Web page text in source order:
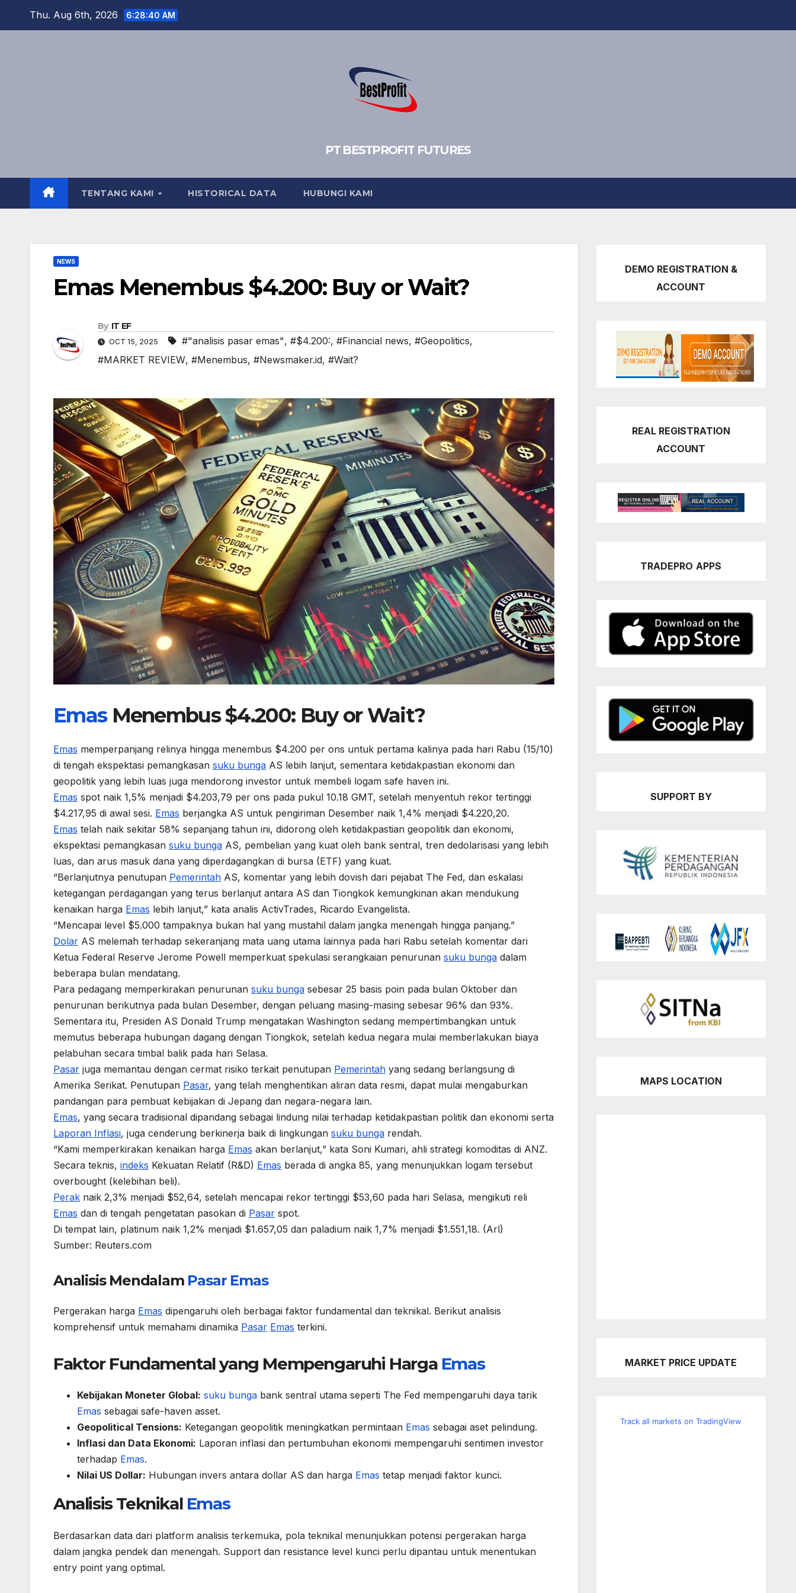
Thu. Aug 6th, 2026 6:28:41 AM
PT BESTPROFIT FUTURES
TENTANG KAMI HISTORICAL DATA HUBUNGI KAMI
NEWS
Emas Menembus $4.200: Buy or Wait?
By IT EF
OCT 15, 2025 #"analisis pasar emas", #$4.200:, #Financial news, #Geopolitics,
#MARKET REVIEW, #Menembus, #Newsmaker.id, #Wait?
EmasMenembus $4.200: Buy or Wait?
Emas memperpanjang relinya hingga menembus $4.200 per ons untuk pertama kalinya pada hari Rabu (15/10)
di tengah ekspektasi pemangkasan suku bunga AS lebih lanjut, sementara ketidakpastian ekonomi dan
geopolitik yang lebih luas juga mendorong investor untuk membeli logam safe haven ini.
Emas spot naik 1,5% menjadi $4.203,79 per ons pada pukul 10.18 GMT, setelah menyentuh rekor tertinggi
$4.217,95 di awal sesi. Emas berjangka AS untuk pengiriman Desember naik 1,4% menjadi $4.220,20.
Emas telah naik sekitar 58% sepanjang tahun ini, didorong oleh ketidakpastian geopolitik dan ekonomi,
ekspektasi pemangkasan suku bunga AS, pembelian yang kuat oleh bank sentral, tren dedolarisasi yang lebih
luas, dan arus masuk dana yang diperdagangkan di bursa (ETF) yang kuat.
“Berlanjutnya penutupan Pemerintah AS, komentar yang lebih dovish dari pejabat The Fed, dan eskalasi
ketegangan perdagangan yang terus berlanjut antara AS dan Tiongkok kemungkinan akan mendukung
kenaikan harga Emas lebih lanjut,” kata analis ActivTrades, Ricardo Evangelista.
“Mencapai level $5.000 tampaknya bukan hal yang mustahil dalam jangka menengah hingga panjang.”
Dolar AS melemah terhadap sekeranjang mata uang utama lainnya pada hari Rabu setelah komentar dari
Ketua Federal Reserve Jerome Powell memperkuat spekulasi serangkaian penurunan suku bunga dalam
beberapa bulan mendatang.
Para pedagang memperkirakan penurunan suku bunga sebesar 25 basis poin pada bulan Oktober dan
penurunan berikutnya pada bulan Desember, dengan peluang masing-masing sebesar 96% dan 93%.
Sementara itu, Presiden AS Donald Trump mengatakan Washington sedang mempertimbangkan untuk
memutus beberapa hubungan dagang dengan Tiongkok, setelah kedua negara mulai memberlakukan biaya
pelabuhan secara timbal balik pada hari Selasa.
Pasar juga memantau dengan cermat risiko terkait penutupan Pemerintah yang sedang berlangsung di
Amerika Serikat. Penutupan Pasar, yang telah menghentikan aliran data resmi, dapat mulai mengaburkan
pandangan para pembuat kebijakan di Jepang dan negara-negara lain.
Emas, yang secara tradisional dipandang sebagai lindung nilai terhadap ketidakpastian politik dan ekonomi serta
Laporan Inflasi, juga cenderung berkinerja baik di lingkungan suku bunga rendah.
“Kami memperkirakan kenaikan harga Emas akan berlanjut,” kata Soni Kumari, ahli strategi komoditas di ANZ.
Secara teknis, indeks Kekuatan Relatif (R&D) Emas berada di angka 85, yang menunjukkan logam tersebut
overbought (kelebihan beli).
Perak naik 2,3% menjadi $52,64, setelah mencapai rekor tertinggi $53,60 pada hari Selasa, mengikuti reli
Emas dan di tengah pengetatan pasokan di Pasar spot.
Di tempat lain, platinum naik 1,2% menjadi $1.657,05 dan paladium naik 1,7% menjadi $1.551,18. (Arl)
Sumber: Reuters.com
Analisis Mendalam Pasar Emas
Pergerakan harga Emas dipengaruhi oleh berbagai faktor fundamental dan teknikal. Berikut analisis
komprehensif untuk memahami dinamika Pasar Emas terkini.
Faktor Fundamental yang Mempengaruhi Harga Emas
Kebijakan Moneter Global: suku bunga bank sentral utama seperti The Fed mempengaruhi daya tarik
Emas sebagai safe-haven asset.
Geopolitical Tensions: Ketegangan geopolitik meningkatkan permintaan Emas sebagai aset pelindung.
Inflasi dan Data Ekonomi: Laporan inflasi dan pertumbuhan ekonomi mempengaruhi sentimen investor
terhadap Emas.
Nilai US Dollar: Hubungan invers antara dollar AS dan harga Emas tetap menjadi faktor kunci.
Analisis Teknikal Emas
Berdasarkan data dari platform analisis terkemuka, pola teknikal menunjukkan potensi pergerakan harga
dalam jangka pendek dan menengah. Support dan resistance level kunci perlu dipantau untuk menentukan
entry point yang optimal.
DEMO REGISTRATION &
ACCOUNT
REAL REGISTRATION
ACCOUNT
TRADEPRO APPS
SUPPORT BY
MAPS LOCATION
MARKET PRICE UPDATE
Track all markets on TradingView